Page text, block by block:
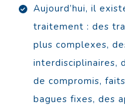
Aujourd’hui, il
traitement : des
plus complexes,
interdisciplinaires,
de compromis,
bagues fixes, des